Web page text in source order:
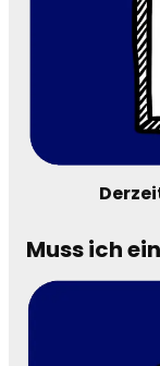
Muss ich